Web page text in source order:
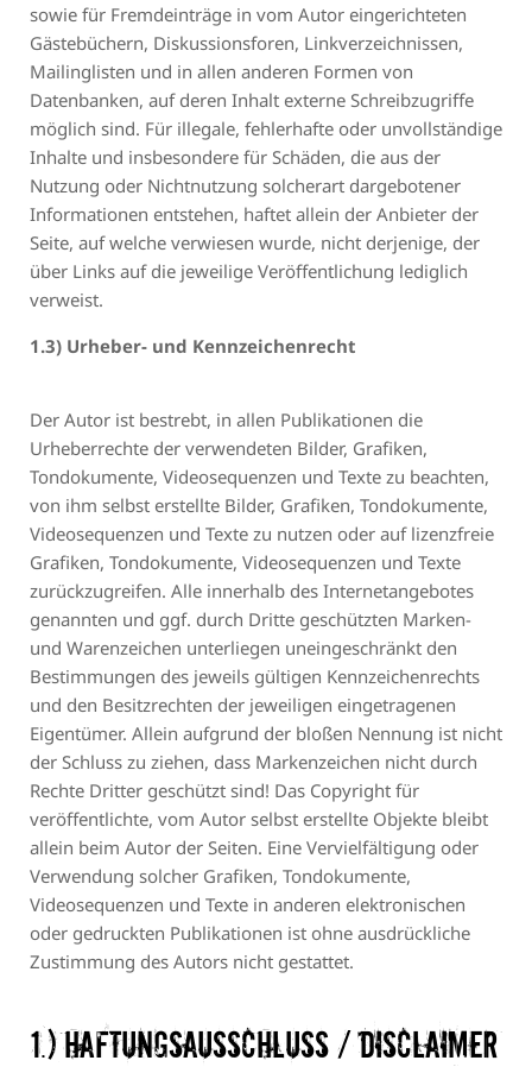
sowie für Fremdeinträge in vom Autor eingerichteten
Gästebüchern, Diskussionsforen, Linkverzeichnissen,
Mailinglisten und in allen anderen Formen von
Datenbanken, auf deren Inhalt externe Schreibzugriffe
möglich sind. Für illegale, fehlerhafte oder unvollständige
Inhalte und insbesondere für Schäden, die aus der
Nutzung oder Nichtnutzung solcherart dargebotener
Informationen entstehen, haftet allein der Anbieter der
Seite, auf welche verwiesen wurde, nicht derjenige, der
über Links auf die jeweilige Veröffentlichung lediglich
verweist.
1.3) Urheber- und Kennzeichenrecht
Der Autor ist bestrebt, in allen Publikationen die
Urheberrechte der verwendeten Bilder, Grafiken,
Tondokumente, Videosequenzen und Texte zu beachten,
von ihm selbst erstellte Bilder, Grafiken, Tondokumente,
Videosequenzen und Texte zu nutzen oder auf lizenzfreie
Grafiken, Tondokumente, Videosequenzen und Texte
zurückzugreifen. Alle innerhalb des Internetangebotes
genannten und ggf. durch Dritte geschützten Marken-
und Warenzeichen unterliegen uneingeschränkt den
Bestimmungen des jeweils gültigen Kennzeichenrechts
und den Besitzrechten der jeweiligen eingetragenen
Eigentümer. Allein aufgrund der bloßen Nennung ist nicht
der Schluss zu ziehen, dass Markenzeichen nicht durch
Rechte Dritter geschützt sind! Das Copyright für
veröffentlichte, vom Autor selbst erstellte Objekte bleibt
allein beim Autor der Seiten. Eine Vervielfältigung oder
Verwendung solcher Grafiken, Tondokumente,
Videosequenzen und Texte in anderen elektronischen
oder gedruckten Publikationen ist ohne ausdrückliche
Zustimmung des Autors nicht gestattet.
1.) Haftungsausschluss / Disclaimer